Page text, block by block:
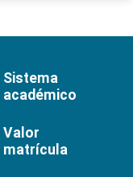
Sistema
académico
Valor
matrícula